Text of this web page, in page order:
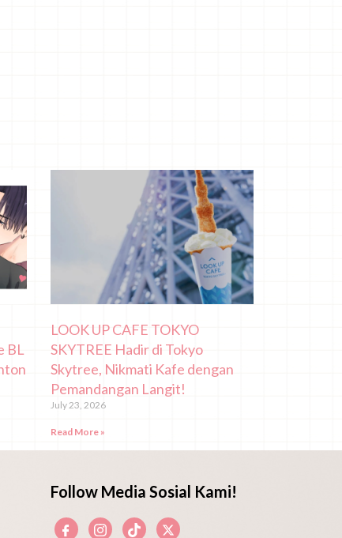
BL
LOOK UP CAFE TOKYO
SKYTREE Hadir di Tokyo
Skytree, Nikmati Kafe dengan
Pemandangan Langit!
July 23, 2026
Read More »
Follow Media Sosial Kami!